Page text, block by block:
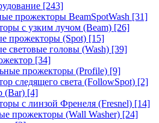
[243]
прожекторы BeamSpotWash [31]
с узким лучом (Beam) [26]
прожекторы (Spot) [15]
световые головы (Wash) [39]
[34]
прожекторы (Profile) [9]
следящего света (FollowSpot) [2]
(Bar) [4]
с линзой Френеля (Fresnel) [14]
прожекторы (Wall Washer) [24]